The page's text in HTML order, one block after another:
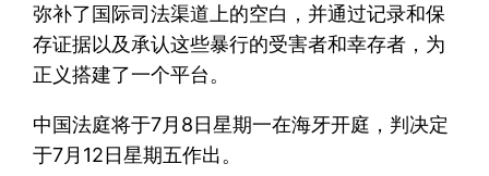
弥补了国际司法渠道上的空白，并通过记录和保
存证据以及承认这些暴行的受害者和幸存者，为
正义搭建了一个平台。
中国法庭将于7月8日星期一在海牙开庭，判决定
于7月12日星期五作出。